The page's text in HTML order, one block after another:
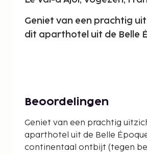
Geniet van een prachtig
dit aparthotel uit de Belle
Beoordelingen
Geniet van een prachtig
aparthotel uit de Belle
continentaal ontbijt (tegen